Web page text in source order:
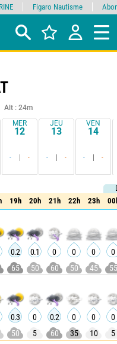
Alt : 24m
MER
12
- -
JEU
13
- -
VEN
14
- -
détaillé synthétique
19h 20h 21h 22h 23h
19h 20h 21h 22h 23h
0.2 0.1 0 0 0
0
65 50 60 50 45 55
0.3 0 0.2 0 0
0
50 5 60 35 10 5
Figaro Nautisme